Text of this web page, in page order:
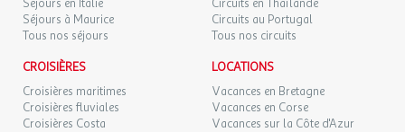
Séjours en Italie
Séjours à Maurice
Tous nos séjours
Circuits en Thaïlande
Circuits au Portugal
Tous nos circuits
CROISIÈRES
Croisières maritimes
Croisières fluviales
Croisières Costa
LOCATIONS
Vacances en Bretagne
Vacances en Corse
Vacances sur la Côte d'Azur